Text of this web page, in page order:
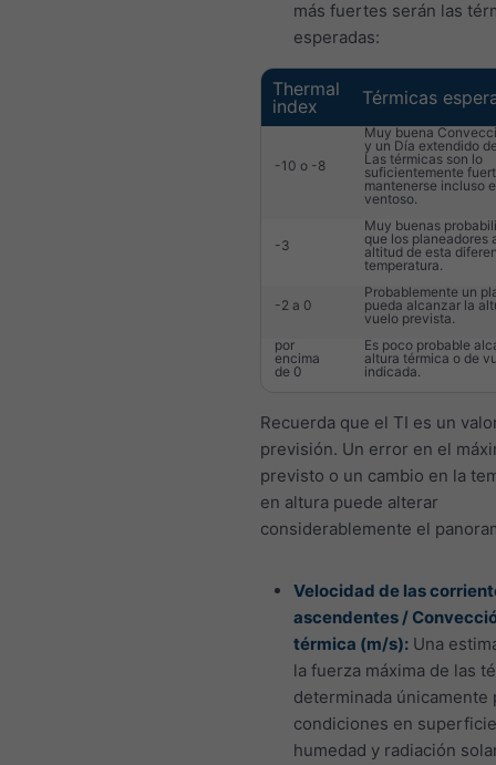
más fuertes serán las
esperadas:
Thermal
index
Térmicas
-10 o -8
Muy buena
y un Día extendido
Las térmicas son lo
suficientemente
mantenerse incluso
ventoso.
-3
Muy buenas
que los planeadores
altitud de esta
temperatura.
-2 a 0
Probablemente un
pueda alcanzar la
vuelo prevista.
por
encima
de 0
Es poco probable
altura térmica o de
indicada.
Recuerda que el TI es un
previsión. Un error en el
previsto o un cambio en la
en altura puede alterar
considerablemente el
Velocidad de las
ascendentes /
térmica (m/s): Una
la fuerza máxima de las
determinada únicamente
condiciones en
humedad y radiación